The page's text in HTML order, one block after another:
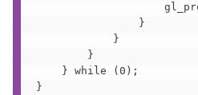
                }
            }
        }
    } while (0);
}